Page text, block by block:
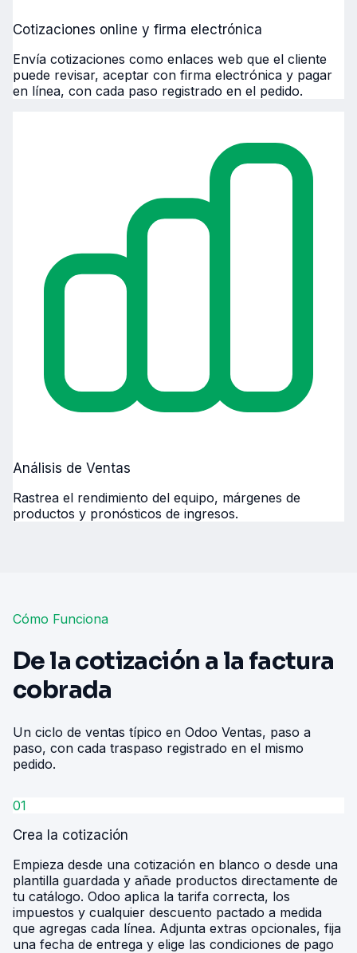
Cotizaciones online y firma electrónica
Envía cotizaciones como enlaces web que el cliente
puede revisar, aceptar con firma electrónica y pagar
en línea, con cada paso registrado en el pedido.
Análisis de Ventas
Rastrea el rendimiento del equipo, márgenes de
productos y pronósticos de ingresos.
Cómo Funciona
De la cotización a la factura
cobrada
Un ciclo de ventas típico en Odoo Ventas, paso a
paso, con cada traspaso registrado en el mismo
pedido.
01
Crea la cotización
Empieza desde una cotización en blanco o desde una
plantilla guardada y añade productos directamente de
tu catálogo. Odoo aplica la tarifa correcta, los
impuestos y cualquier descuento pactado a medida
que agregas cada línea. Adjunta extras opcionales, fija
una fecha de entrega y elige las condiciones de pago